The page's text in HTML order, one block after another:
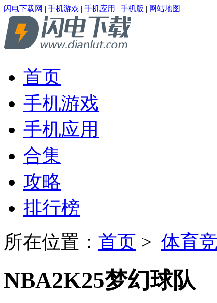
闪电下载网 | 手机游戏 | 手机应用 | 手机版 | 网站地图
首页
手机游戏
手机应用
合集
攻略
排行榜
所在位置： 首页 > 体育
NBA2K25梦幻球队